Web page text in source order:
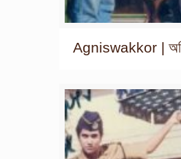
Agniswakkor |